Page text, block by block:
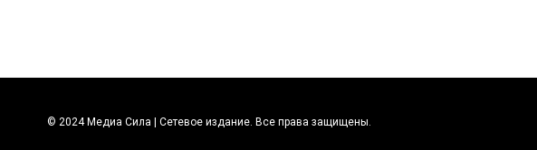
© 2024 Медиа Сила | Сетевое издание. Все права защищены.